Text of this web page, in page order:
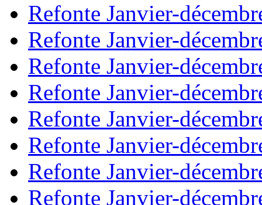
Refonte Janvier-
Refonte Janvier-
Refonte Janvier-
Refonte Janvier-
Refonte Janvier-
Refonte Janvier-
Refonte Janvier-
Refonte Janvier-